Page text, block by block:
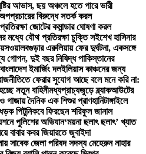
আভাস, ছয় অঞ্চলে হতে পারে ভারী
অপপ্রচারের বিরুদ্ধে সতর্ক করল
জোটের কমান্ডার ঘোষণা করল
মধ্যে যৌথ প্রতিরক্ষা চুক্তি সইশেখ হাসিনার
বগুড়ার এরুলিয়ায় ফের দুর্ঘটনা, একসঙ্গে
গোপন, দুই বছর নিষিদ্ধ পাকিস্তানের
ইমার্জিং দলইলিয়াস কাঞ্চনের জন্য
ফেরার সুযোগ আছে বলে মনে করি না:
নতুন বাহিনীমধ্যপ্রাচ্যজুড়ে ব্ল্যাকআউটের
গাজায় দৈনিক এক শিশুর প্রাণহানিটাঙ্গাইলে
পিটুনিকবে ফিরছেন শরিফুল জানাল
পুলিশের অভিযান‘ময়না ছলাৎ ছলাৎ’ খ্যাত
বাবার কবর জিয়ারতে জুবাইদা
সাবেক জেলা পরিষদ সদস্য মেহেরুন নাহার